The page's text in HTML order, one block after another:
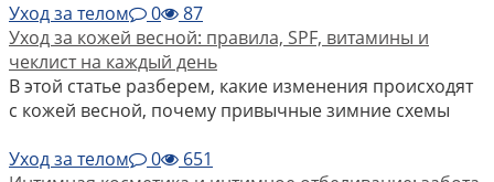
Уход за телом
0
87
Уход за кожей весной: правила, SPF, витамины и
чеклист на каждый день
В этой статье разберем, какие изменения происходят
с кожей весной, почему привычные зимние схемы
Уход за телом
0
651